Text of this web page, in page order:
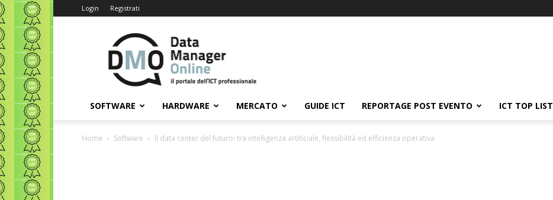
Login Registrati
Data
Manager
Online
SOFTWARE HARDWARE MERCATO GUIDE ICT REPORTAGE POST EVENTO ICT TOP LIST
Home Software Il data center del futuro: tra intelligenza artificiale, flessibilità ed efficienza operativa